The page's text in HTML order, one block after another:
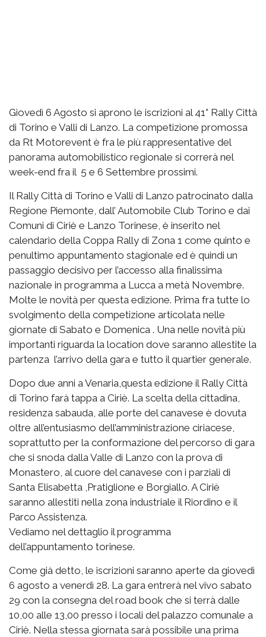
Giovedì 6 Agosto si aprono le iscrizioni al 41° Rally Città
di Torino e Valli di Lanzo. La competizione promossa
da Rt Motorevent è fra le più rappresentative del
panorama automobilistico regionale si correrà nel
week-end fra il 5 e 6 Settembre prossimi.
Il Rally Città di Torino e Valli di Lanzo patrocinato dalla
Regione Piemonte, dall’ Automobile Club Torino e dai
Comuni di Ciriè e Lanzo Torinese, è inserito nel
calendario della Coppa Rally di Zona 1 come quinto e
penultimo appuntamento stagionale ed è quindi un
passaggio decisivo per l’accesso alla finalissima
nazionale in programma a Lucca a metà Novembre.
Molte le novità per questa edizione. Prima fra tutte lo
svolgimento della competizione articolata nelle
giornate di Sabato e Domenica . Una nelle novità più
importanti riguarda la location dove saranno allestite la
partenza l’arrivo della gara e tutto il quartier generale.
Dopo due anni a Venaria,questa edizione il Rally Città
di Torino farà tappa a Ciriè. La scelta della cittadina,
residenza sabauda, alle porte del canavese è dovuta
oltre all’entusiasmo dell’amministrazione ciriacese,
soprattutto per la conformazione del percorso di gara
che si snoda dalla Valle di Lanzo con la prova di
Monastero, al cuore del canavese con i parziali di
Santa Elisabetta ,Pratiglione e Borgiallo. A Ciriè
saranno allestiti nella zona industriale il Riordino e il
Parco Assistenza.
Vediamo nel dettaglio il programma
dell’appuntamento torinese.
Come già detto, le iscrizioni saranno aperte da giovedì
6 agosto a venerdì 28. La gara entrerà nel vivo sabato
29 con la consegna del road book che si terrà dalle
10,00 alle 13,00 presso i locali del palazzo comunale a
Ciriè. Nella stessa giornata sarà possibile una prima